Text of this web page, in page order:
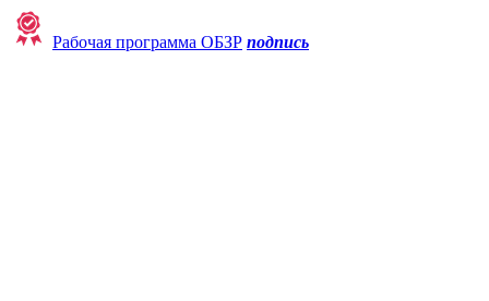
Рабочая программа ОБЗР подпись